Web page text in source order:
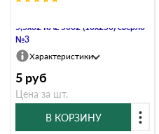
5,5х32 RAL 5002 (10х250) сверло
№3
Характеристики
5 руб
Цена за шт.
В КОРЗИНУ